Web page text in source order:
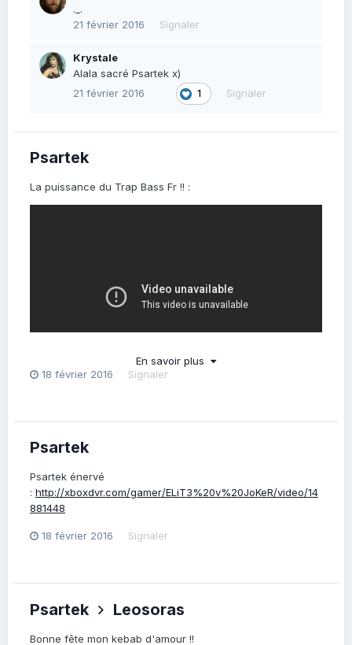
._.
21 février 2016
Signaler
Krystale
Alala sacré Psartek x)
21 février 2016
1 Signaler
Psartek
La puissance du Trap Bass Fr !! :
En savoir plus
18 février 2016
Signaler
Psartek
Psartek énervé
: http://xboxdvr.com/gamer/ELiT3%20v%20JoKeR/video/14
881448
18 février 2016 Signaler
Psartek Leosoras
Bonne fête mon kebab d'amour !!